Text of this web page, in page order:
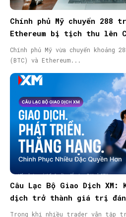
Chính phủ Mỹ chuyển 288
Ethereum bị tịch thu lên
Chính phủ Mỹ vừa chuyển khoảng
(BTC) và Ethereum...
Câu Lạc Bộ Giao Dịch
dịch trở thành giá trị
Trong khi nhiều trader vẫn tập